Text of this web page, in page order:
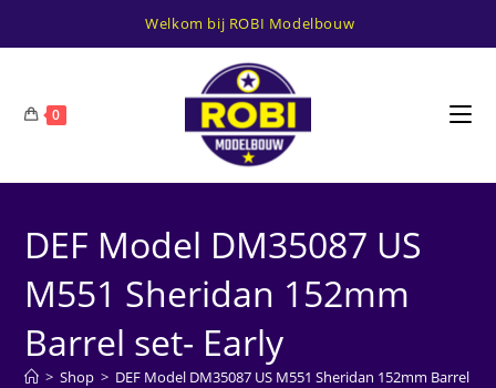
Welkom bij ROBI Modelbouw
0
DEF Model DM35087 US
M551 Sheridan 152mm
Barrel set- Early
> Shop > DEF Model DM35087 US M551 Sheridan 152mm Barrel